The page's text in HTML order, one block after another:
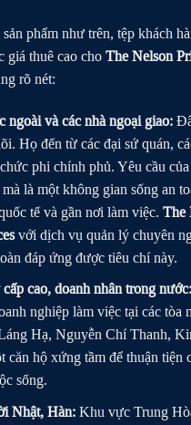
phẩm như trên, tệp khách
giá thuê cao cho The Nelson
rõ nét:
ngoài và các nhà ngoại giao:
Họ đến từ các đại sứ quán,
phi chính phủ. Yêu cầu
là một không gian sống an
tế và gần nơi làm việc. The
với dịch vụ quản lý chuyên
đáp ứng được tiêu chí này.
cao, doanh nhân trong nước:
nghiệp làm việc tại các tòa
Hạ, Nguyễn Chí Thanh,
căn hộ xứng tầm để thuận tiện
sống.
Nhật, Hàn:Khu vực Trung